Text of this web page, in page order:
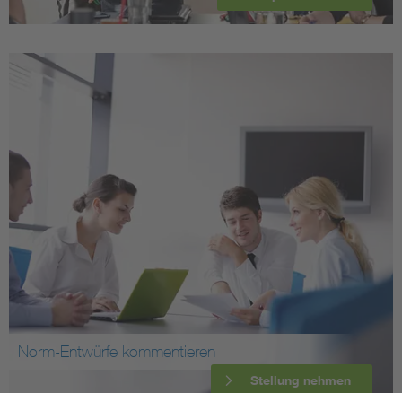
Norm-Entwürfe kommentieren
Stellung nehmen